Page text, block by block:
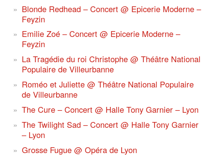
Blonde Redhead – Concert @ Epicerie Moderne –
Feyzin
Emilie Zoé – Concert @ Epicerie Moderne –
Feyzin
La Tragédie du roi Christophe @ Théâtre National
Populaire de Villeurbanne
Roméo et Juliette @ Théâtre National Populaire
de Villeurbanne
The Cure – Concert @ Halle Tony Garnier – Lyon
The Twilight Sad – Concert @ Halle Tony Garnier
– Lyon
Grosse Fugue @ Opéra de Lyon